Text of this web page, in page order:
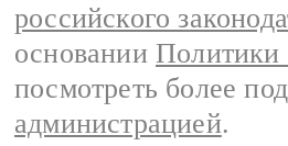
российского
основании Политики
посмотреть более
администрацией.